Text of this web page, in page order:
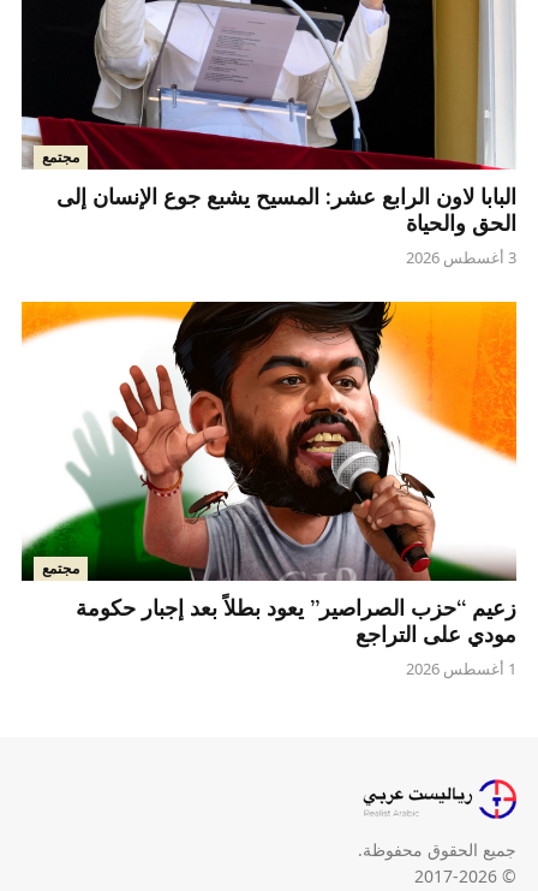
مجتمع
البابا لاون الرابع عشر: المسيح يشبع جوع الإنسان إلى
الحق والحياة
3 أغسطس 2026
مجتمع
زعيم “حزب الصراصير” يعود بطلاً بعد إجبار حكومة
مودي على التراجع
1 أغسطس 2026
جميع الحقوق محفوظة.
© 2017-2026